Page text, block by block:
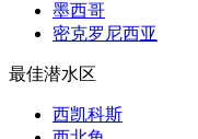
墨西哥
密克罗尼西亚
最佳潜水区
西凯科斯